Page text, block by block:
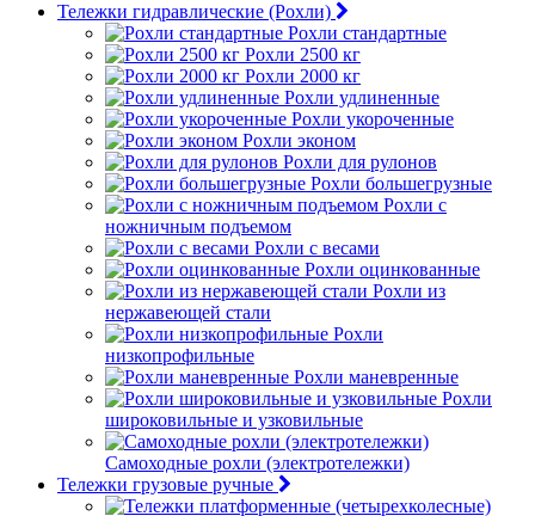
Тележки гидравлические (Рохли)
Рохли стандартные
Рохли 2500 кг
Рохли 2000 кг
Рохли удлиненные
Рохли укороченные
Рохли эконом
Рохли для рулонов
Рохли большегрузные
Рохли с
ножничным подъемом
Рохли с весами
Рохли оцинкованные
Рохли из
нержавеющей стали
Рохли
низкопрофильные
Рохли маневренные
Рохли
широковильные и узковильные
Самоходные рохли (электротележки)
Тележки грузовые ручные